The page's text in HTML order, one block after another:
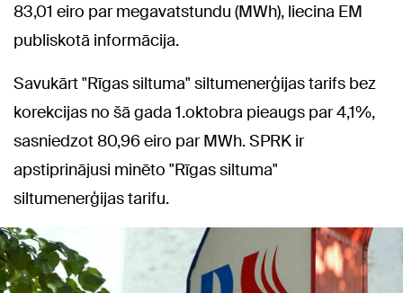
83,01 eiro par megavatstundu (MWh), liecina EM
publiskotā informācija.
Savukārt "Rīgas siltuma" siltumenerģijas tarifs bez
korekcijas no šā gada 1.oktobra pieaugs par 4,1%,
sasniedzot 80,96 eiro par MWh. SPRK ir
apstiprinājusi minēto "Rīgas siltuma"
siltumenerģijas tarifu.